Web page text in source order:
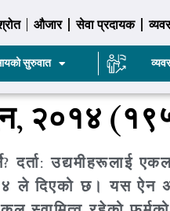
औजार सेवा प्रदायक
सुरुवात
२०१४
उद्यमीहरूलाई एकल
ले दिएको छ। यस ऐन